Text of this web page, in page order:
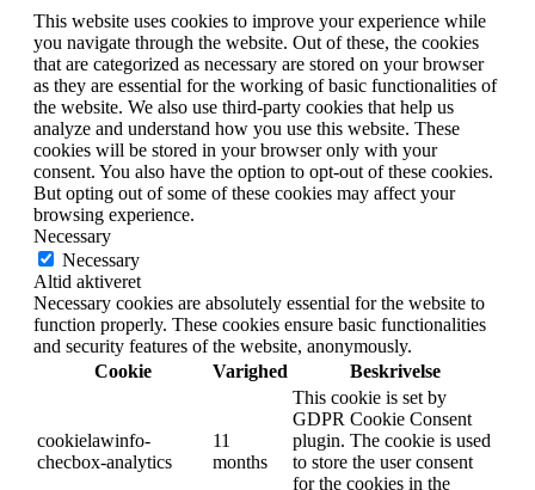
This website uses cookies to improve your experience while
you navigate through the website. Out of these, the cookies
that are categorized as necessary are stored on your browser
as they are essential for the working of basic functionalities of
the website. We also use third-party cookies that help us
analyze and understand how you use this website. These
cookies will be stored in your browser only with your
consent. You also have the option to opt-out of these cookies.
But opting out of some of these cookies may affect your
browsing experience.
Necessary
Necessary
Altid aktiveret
Necessary cookies are absolutely essential for the website to
function properly. These cookies ensure basic functionalities
and security features of the website, anonymously.
Cookie
Varighed Beskrivelse
cookielawinfo-
checbox-analytics
11
months
This cookie is set by
GDPR Cookie Consent
plugin. The cookie is used
to store the user consent
for the cookies in the